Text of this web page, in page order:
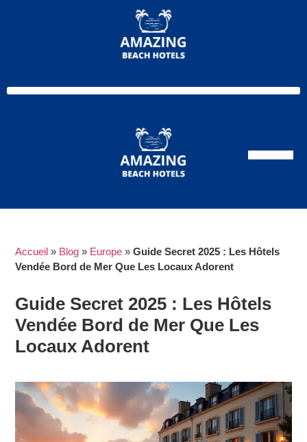
Accueil » Blog » Europe »Guide Secret 2025 : Les Hôtels
Vendée Bord de Mer Que Les Locaux Adorent
Guide Secret 2025 : Les Hôtels
Vendée Bord de Mer Que Les
Locaux Adorent